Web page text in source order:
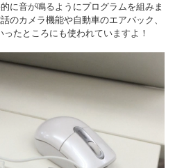
に音が鳴るようにプログラムを組みま
のカメラ機能や自動車のエアバック、
たところにも使われていますよ！